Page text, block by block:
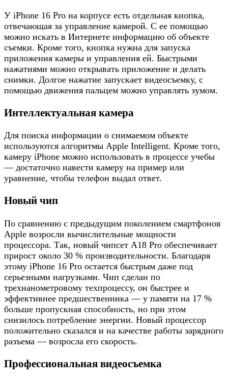
У iPhone 16 Pro на корпусе есть отдельная кнопка,
отвечающая за управление камерой. С ее помощью
можно искать в Интернете информацию об объекте
съемки. Кроме того, кнопка нужна для запуска
приложения камеры и управления ей. Быстрыми
нажатиями можно открывать приложение и делать
снимки. Долгое нажатие запускает видеосъемку, с
помощью движения пальцем можно управлять зумом.
Интеллектуальная камера
Для поиска информации о снимаемом объекте
используются алгоритмы Apple Intelligent. Кроме того,
камеру iPhone можно использовать в процессе учебы
— достаточно навести камеру на пример или
уравнение, чтобы телефон выдал ответ.
Новый чип
По сравнению с предыдущим поколением смартфонов
Apple возросли вычислительные мощности
процессора. Так, новый чипсет А18 Pro обеспечивает
прирост около 30 % производительности. Благодаря
этому iPhone 16 Pro остается быстрым даже под
серьезными нагрузками. Чип сделан по
трехнанометровому техпроцессу, он быстрее и
эффективнее предшественника — у памяти на 17 %
больше пропускная способность, но при этом
снизилось потребление энергии. Новый процессор
положительно сказался и на качестве работы зарядного
разъема — возросла его скорость.
Профессиональная видеосъемка